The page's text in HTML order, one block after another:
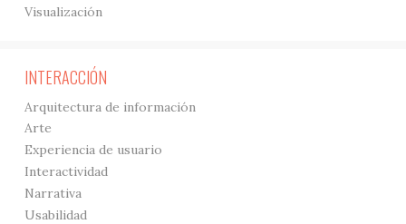
Visualización
INTERACCIÓN
Arquitectura de información
Arte
Experiencia de usuario
Interactividad
Narrativa
Usabilidad